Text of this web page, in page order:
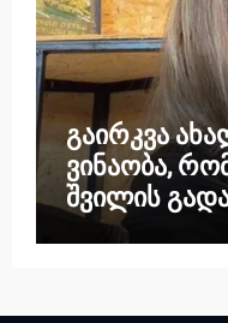
გაირკვა
ვინაობა,
შვილის
ცდილობდა